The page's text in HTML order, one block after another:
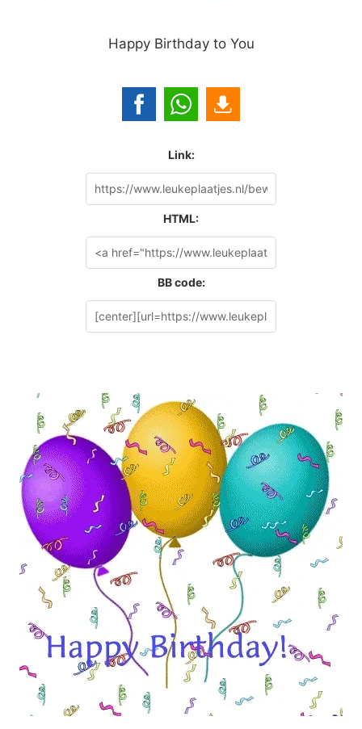
Happy Birthday to You
Link:
HTML:
BB code: